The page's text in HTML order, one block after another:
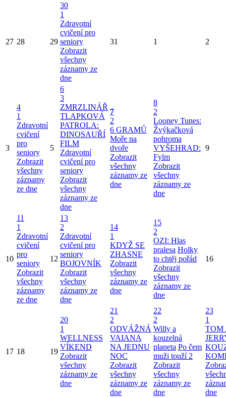
27 28 29
30
1
Zdravotní
cvičení pro
seniory
Zobrazit
všechny
záznamy ze
dne
31 1 2
3
4
1
Zdravotní
cvičení
pro
seniory
Zobrazit
všechny
záznamy
ze dne
5
6
3
ZMRZLINÁŘ
TLAPKOVÁ
PATROLA:
DINOSAUŘÍ
FILM
Zdravotní
cvičení pro
seniory
Zobrazit
všechny
záznamy ze
dne
7
2
6 GRAMŮ
Moře na
dvoře
Zobrazit
všechny
záznamy ze
dne
8
2
Looney Tunes:
Žvýkačková
pohroma
VYŠEHRAD:
Fylm
Zobrazit
všechny
záznamy ze
dne
9
10
11
1
Zdravotní
cvičení
pro
seniory
Zobrazit
všechny
záznamy
ze dne
12
13
2
Zdravotní
cvičení pro
seniory
BOJOVNÍK
Zobrazit
všechny
záznamy ze
dne
14
1
KDYŽ SE
ZHASNE
Zobrazit
všechny
záznamy ze
dne
15
2
OZI: Hlas
pralesa Holky
to chtěj pořád
Zobrazit
všechny
záznamy ze
dne
16
17 18 19
20
1
WELLNESS
VÍKEND
Zobrazit
všechny
záznamy ze
dne
21
2
ODVÁŽNÁ
VAIANA
NA JEDNU
NOC
Zobrazit
všechny
záznamy ze
dne
22
2
Willy a
kouzelná
planeta Po čem
muži touží 2
Zobrazit
všechny
záznamy ze
dne
23
1
TOM
dne